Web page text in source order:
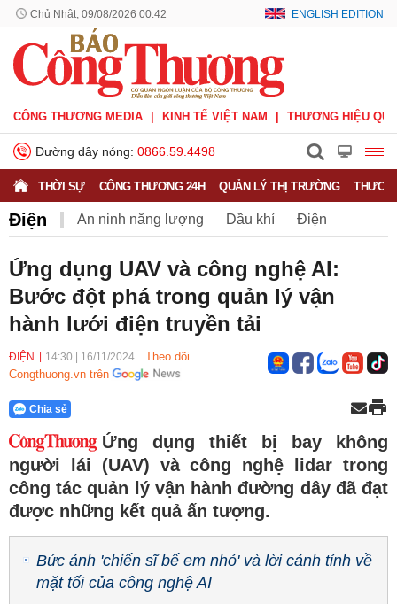
Chủ Nhật, 09/08/2026 00:42 ENGLISH EDITION
CÔNG THƯƠNG MEDIA KINH TẾ VIỆT NAM THƯƠNG HIỆU
Đường dây nóng: 0866.59.4498
THỜI SỰ CÔNG THƯƠNG 24H QUẢN LÝ THỊ TRƯỜNG
Điện An ninh năng lượng Dầu khí Điện
Ứng dụng UAV và công nghệ AI:
Bước đột phá trong quản lý vận
hành lưới điện truyền tải
ĐIỆN 14:30 16/11/2024
Theo dõi
Congthuong.vn trên
Chia sẻ
Ứng dụng thiết bị bay không
người lái (UAV) và công nghệ lidar trong
công tác quản lý vận hành đường dây đã đạt
được những kết quả ấn tượng.
Bức ảnh 'chiến sĩ bế em nhỏ' và lời cảnh tỉnh về
mặt tối của công nghệ AI